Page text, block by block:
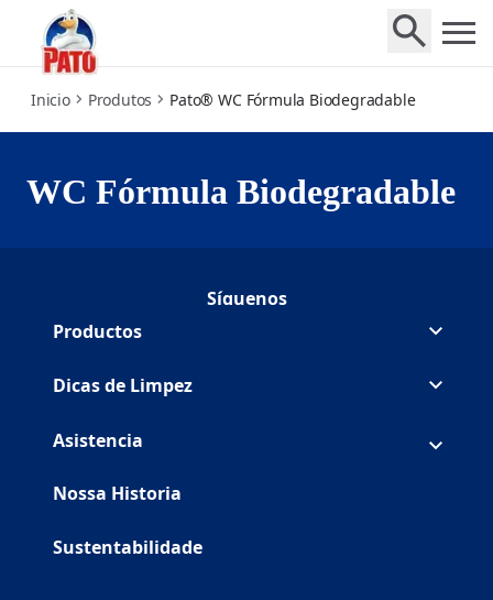
toilet-cleaner
Inicio Produtos Pato® WC Fórmula Biodegradable
WC Fórmula Biodegradable
Síguenos
Seguir Duck Facebook
(Opens in a new tab)
Seguir Duck Youtube
(Opens in a new tab)
Productos
Dicas de Limpez
Asistencia
Nossa Historia
Sustentabilidade